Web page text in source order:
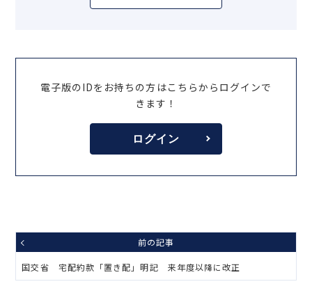
電子版のIDをお持ちの方はこちらからログインで
きます！
ログイン
前の記事
国交省 宅配約款「置き配」明記 来年度以降に改正